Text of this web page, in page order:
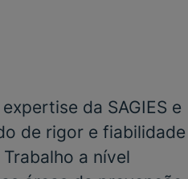
da SAGIES e
de rigor e fiabilidade
a nível